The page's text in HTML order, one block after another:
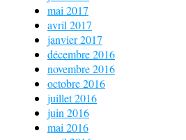
mai 2017
avril 2017
janvier 2017
décembre 2016
novembre 2016
octobre 2016
juillet 2016
juin 2016
mai 2016